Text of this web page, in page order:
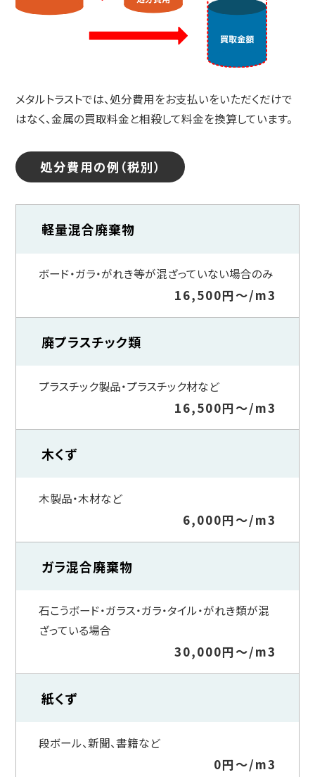
メタルトラストでは、処分費用をお支払いをいただくだけで
はなく、金属の買取料金と相殺して料金を換算しています。
処分費用の例（税別）
軽量混合廃棄物
ボード・ガラ・がれき等が混ざっていない場合のみ
16,500円～/m3
廃プラスチック類
プラスチック製品・プラスチック材など
16,500円～/m3
木くず
木製品・木材など
6,000円～/m3
ガラ混合廃棄物
石こうボード・ガラス・ガラ・タイル・がれき類が混
ざっている場合
30,000円～/m3
紙くず
段ボール、新聞、書籍など
0円～/m3